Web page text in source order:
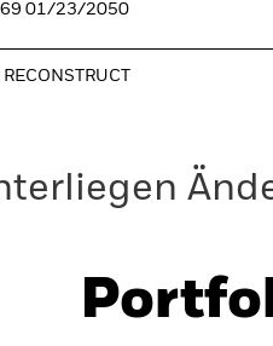
01/23/2050